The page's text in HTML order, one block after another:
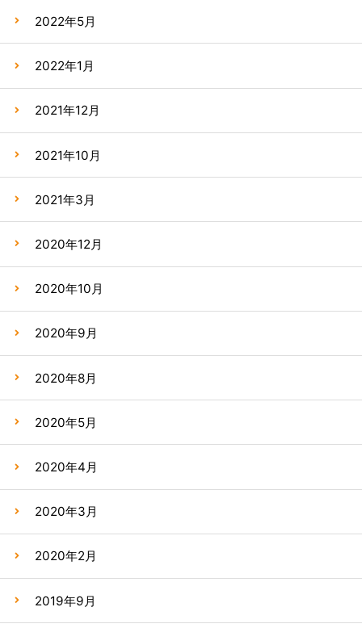
2022年5月
2022年1月
2021年12月
2021年10月
2021年3月
2020年12月
2020年10月
2020年9月
2020年8月
2020年5月
2020年4月
2020年3月
2020年2月
2019年9月